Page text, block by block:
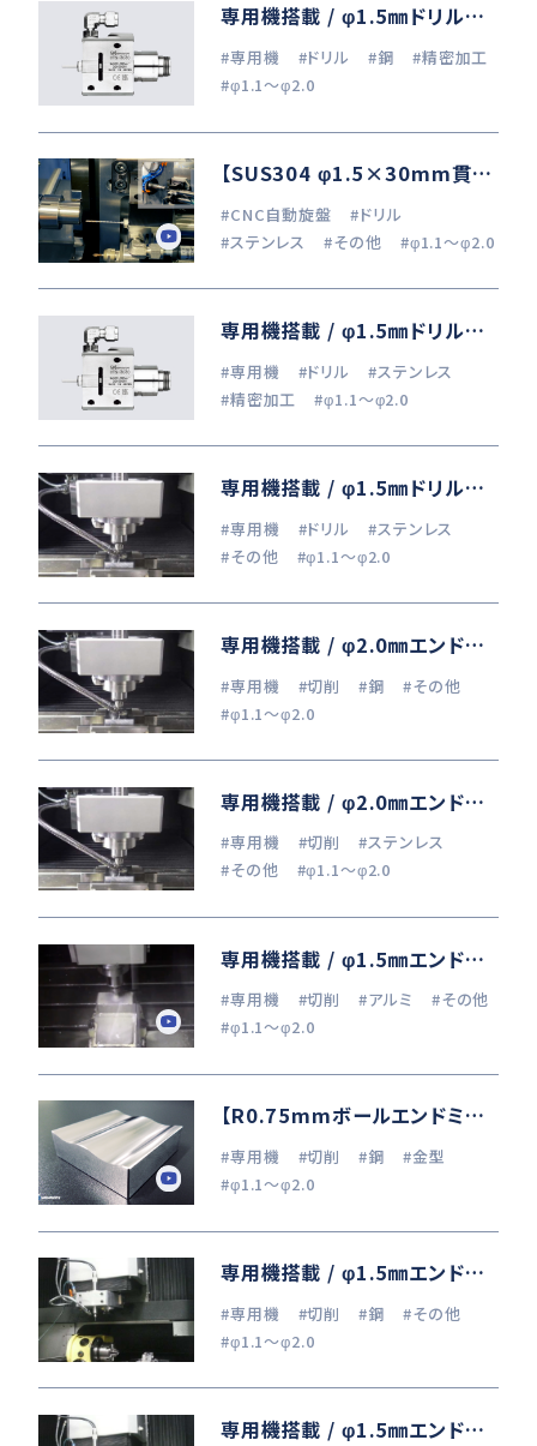
専用機搭載 / φ1.5㎜ドリル加工 (S50C・SCM440)
#専用機 #ドリル #鋼
#精密加工
#φ1.1～φ2.0
【SUS304 φ1.5×30mm貫通穴加工】くし刃旋盤×クーラントスルースピンドル
#CNC自動旋盤
#ドリル
#ステンレス
#その他 #φ1.1～φ2.0
専用機搭載 / φ1.5㎜ドリル加工 (SUS304)
#専用機 #ドリル
#ステンレス
#精密加工
#φ1.1～φ2.0
専用機搭載 / φ1.5㎜ドリル加工 (SUS304)
#専用機 #ドリル
#ステンレス
#その他
#φ1.1～φ2.0
専用機搭載 / φ2.0㎜エンドミル加工 (S50C)
#専用機 #切削 #鋼
#その他
#φ1.1～φ2.0
専用機搭載 / φ2.0㎜エンドミル加工 (SUS304)
#専用機 #切削
#ステンレス
#その他
#φ1.1～φ2.0
専用機搭載 / φ1.5㎜エンドミル加工 (NAK80)
#専用機 #切削 #アルミ
#その他
#φ1.1～φ2.0
【R0.75mmボールエンドミル切削加工】マシニングセンタ×60,000min⁻¹フランジスピンドル
#専用機 #切削 #鋼
#金型
#φ1.1～φ2.0
専用機搭載 / φ1.5㎜エンドミル加工 (S50C)
#専用機 #切削 #鋼
#その他
#φ1.1～φ2.0
専用機搭載 / φ1.5㎜エンドミル加工 (SUS304)